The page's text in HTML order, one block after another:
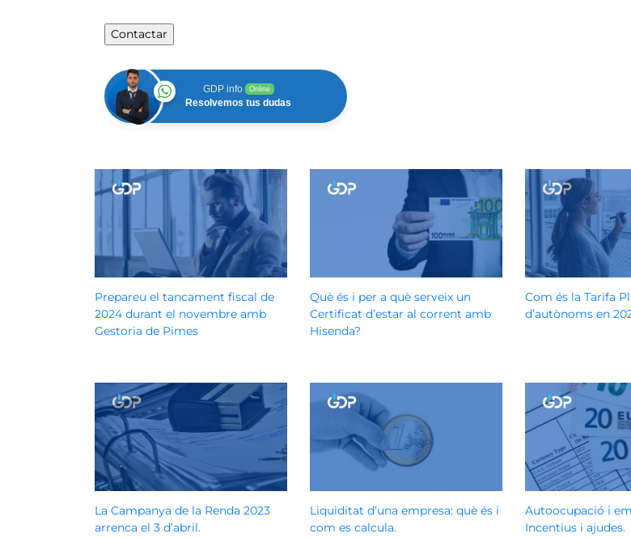
GDP info Online
Resolvemos tus dudas
Prepareu el tancament fiscal de
2024 durant el novembre amb
Gestoria de Pimes
Què és i per a què serveix un
Certificat d’estar al corrent amb
Hisenda?
Com és la Tarifa
d’autònoms en
La Campanya de la Renda 2023
arrenca el 3 d’abril.
Liquiditat d’una empresa: què és i
com es calcula.
Autoocupació i
Incentius i ajudes.